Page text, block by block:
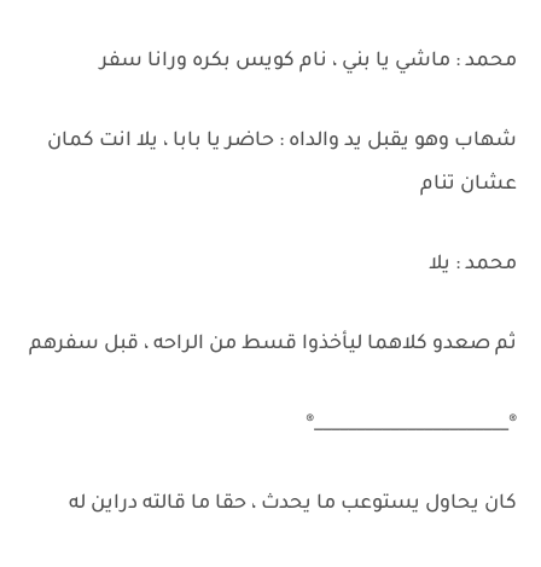
محمد : ماشي يا بني ، نام كويس بكره ورانا سفر
شهاب وهو يقبل يد والداه : حاضر يا بابا ، يلا انت كمان
عشان تنام
محمد : يلا
ثم صعدو كلاهما ليأخذوا قسط من الراحه ، قبل سفرهم
®_______________________®
كان يحاول يستوعب ما يحدث ، حقا ما قالته دراين له